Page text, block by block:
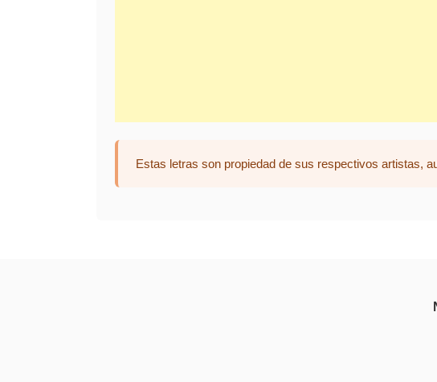
Estas letras son propiedad de sus respectivos artistas,